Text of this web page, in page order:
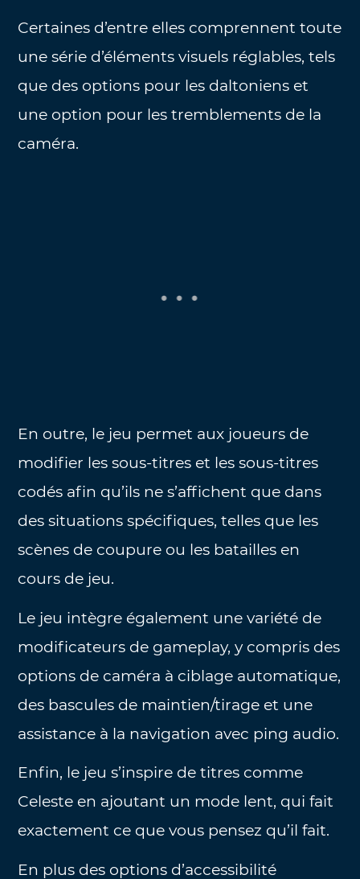
Certaines d’entre elles comprennent toute
une série d’éléments visuels réglables, tels
que des options pour les daltoniens et
une option pour les tremblements de la
caméra.
En outre, le jeu permet aux joueurs de
modifier les sous-titres et les sous-titres
codés afin qu’ils ne s’affichent que dans
des situations spécifiques, telles que les
scènes de coupure ou les batailles en
cours de jeu.
Le jeu intègre également une variété de
modificateurs de gameplay, y compris des
options de caméra à ciblage automatique,
des bascules de maintien/tirage et une
assistance à la navigation avec ping audio.
Enfin, le jeu s’inspire de titres comme
Celeste en ajoutant un mode lent, qui fait
exactement ce que vous pensez qu’il fait.
En plus des options d’accessibilité